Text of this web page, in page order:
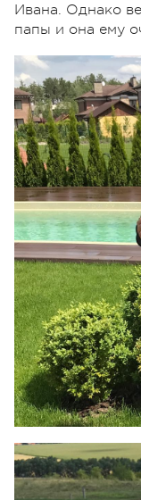
Ивана. Однако
папы и она ему